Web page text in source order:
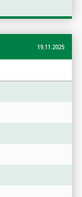
19.11.2025